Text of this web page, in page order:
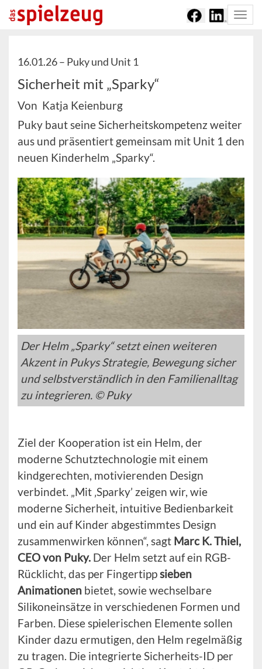
16.01.26 – Puky und Unit 1
Sicherheit mit „Sparky“
Von Katja Keienburg
Puky baut seine Sicherheitskompetenz weiter
aus und präsentiert gemeinsam mit Unit 1 den
neuen Kinderhelm „Sparky“.
Der Helm „Sparky“ setzt einen weiteren
Akzent in Pukys Strategie, Bewegung sicher
und selbstverständlich in den Familienalltag
zu integrieren. © Puky
Ziel der Kooperation ist ein Helm, der
moderne Schutztechnologie mit einem
kindgerechten, motivierenden Design
verbindet. „Mit ‚Sparky’ zeigen wir, wie
moderne Sicherheit, intuitive Bedienbarkeit
und ein auf Kinder abgestimmtes Design
zusammenwirken können“, sagt Marc K. Thiel,
CEO von Puky. Der Helm setzt auf ein RGB-
Rücklicht, das per Fingertippsieben
Animationen bietet, sowie wechselbare
Silikoneinsätze in verschiedenen Formen und
Farben. Diese spielerischen Elemente sollen
Kinder dazu ermutigen, den Helm regelmäßig
zu tragen. Die integrierte Sicherheits-ID per